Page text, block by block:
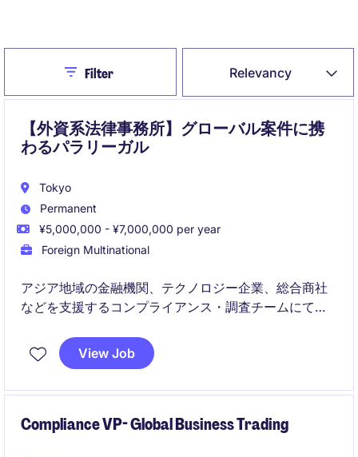
Relevancy
CloseFilter
【外資系法律事務所】グローバル案件に携
わるパラリーガル
Tokyo
Permanent
¥5,000,000 - ¥7,000,000 per year
Foreign Multinational
アジア地域の金融機関、テクノロジー企業、総合商社
などを支援するコンプライアンス・調査チームにて、
法務文書作成から調査支援、翻訳、プロジェクト管理
まで多面的な経験を積める環境です。
View Job
Compliance VP- Global Business Trading